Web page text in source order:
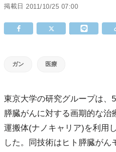
掲載日 2011/10/25 07:00
ガン 医療
東京大学の研究グループは、
膵臓がんに対する画期的な
運搬体(ナノキャリア)を利用
した。同技術はヒト膵臓が